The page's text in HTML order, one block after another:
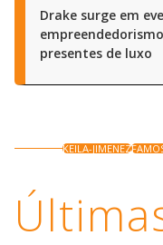
Drake surge em
presentes de luxo
KEILA-JIMENEZ